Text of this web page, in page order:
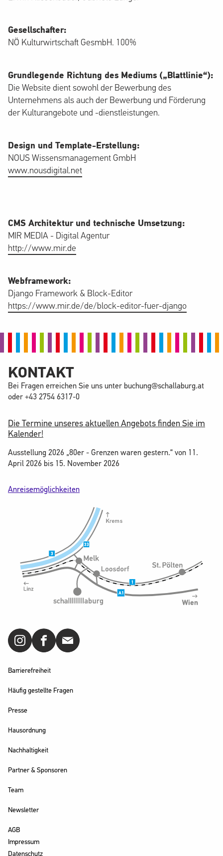
Gesellschafter:
NÖ Kulturwirtschaft GesmbH. 100%
Grundlegende Richtung des Mediums („Blattlinie“):
Die Website dient sowohl der Bewerbung des
Unternehmens als auch der Bewerbung und Förderung
der Kulturangebote und -dienstleistungen.
Design und Template-Erstellung:
NOUS Wissensmanagement GmbH
www.nousdigital.net
CMS Architektur und technische Umsetzung:
MIR MEDIA - Digital Agentur
http://www.mir.de
Webframework:
Django Framework & Block-Editor
https://www.mir.de/de/block-editor-fuer-django
KONTAKT
Bei Fragen erreichen Sie uns unter buchung@schallaburg.at
oder +43 2754 6317-0
Die Termine unseres aktuellen Angebots finden Sie im
Kalender!
Ausstellung 2026 „80er - Grenzen waren gestern.“ von 11.
April 2026 bis 15. November 2026
Anreisemöglichkeiten
Barrierefreiheit
Häufig gestellte Fragen
Presse
Hausordnung
Nachhaltigkeit
Partner & Sponsoren
Team
Newsletter
AGB
Impressum
Datenschutz